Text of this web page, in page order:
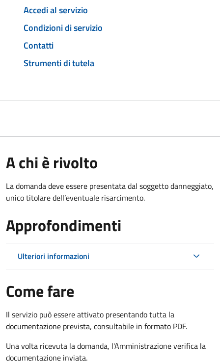
Accedi al servizio
Condizioni di servizio
Contatti
Strumenti di tutela
A chi è rivolto
La domanda deve essere presentata dal soggetto danneggiato,
unico titolare dell’eventuale risarcimento.
Approfondimenti
Ulteriori informazioni
Come fare
Il servizio può essere attivato presentando tutta la
documentazione prevista, consultabile in formato PDF.
Una volta ricevuta la domanda, l'Amministrazione verifica la
documentazione inviata.